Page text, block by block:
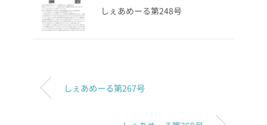
しぇあめーる第248号
しぇあめーる第267号